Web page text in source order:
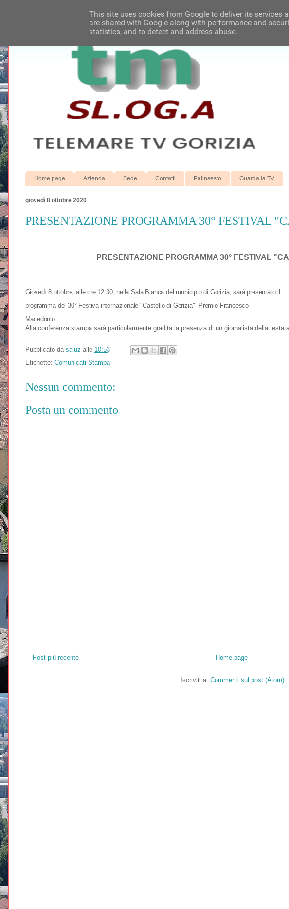
Home page Azienda Sede Contatti Palinsesto Guarda la TV
giovedì 8 ottobre 2020
PRESENTAZIONE PROGRAMMA 30° FESTIVAL
PRESENTAZIONE PROGRAMMA 30° FESTIVAL
Giovedì 8 ottobre, alle ore 12.30, nella Sala Bianca del municipio di Gorizia, sarà presentato il
programma del 30° Festiva internazionale "Castello di Gorizia"- Premio Francesco
Macedonio.
Alla conferenza stampa sarà particolarmente gradita la presenza di un giornalista della
Pubblicato da saiuz alle 10:53
Etichette: Comunicati Stampa
Nessun commento:
Posta un commento
Post più recente Home page
Iscriviti a: Commenti sul post (Atom)
This site uses cookies from Google to deliver its services
are shared with Google along with performance and
statistics, and to detect and address abuse.